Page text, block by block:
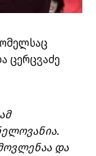
ცერცვაძე
და